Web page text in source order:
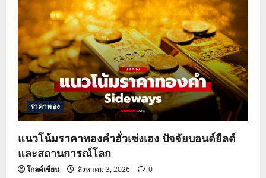
ราคาทอง
แนวโน้มราคาทองคำฮั่วเซ่งเฮง ปัจจัยบอนด์ยีลด์
และสถานการณ์โลก
โกลด์เซียน สิงหาคม 3, 2026 0